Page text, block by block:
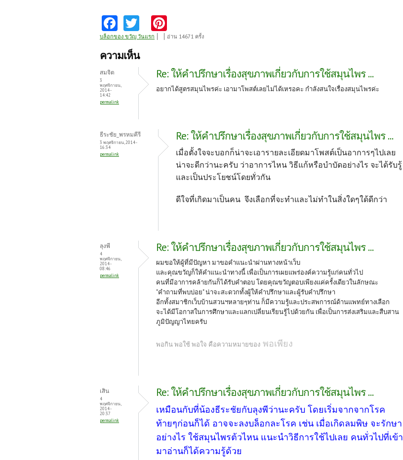
Fa
ce
b
o
k
w
itt
nt
es
t
บล็อกของ ขวัญ วันแรก อ่าน 14671 ครั้ง
ความเห็น
สมจิต
3
พฤศจิกายน,
2014 -
14:42
permalink
Re: ให้คำปรึกษาเรื่องสุขภาพเกี่ยวกับการใช้สมุนไพร ...
อยากได้สูตรสมุนไพรค่ะ เอามาโพสต์เลยไม่ได้เหรอคะ กำลังสนใจเรื่องสมุนไพรค่ะ
ธีระชัย_พรหมคีรี
3 พฤศจิกายน, 2014 -
16:34
permalink
Re: ให้คำปรึกษาเรื่องสุขภาพเกี่ยวกับการใช้สมุนไพร ...
เมื่อตั้งใจจะบอกก็น่าจะเอารายละเอียดมาโพสต์เป็นอาการๆไปเลย
น่าจะดีกว่านะครับ ว่าอาการไหน วิธีแก้หรือบำบัดอย่างไร จะได้รับรู้
และเป็นประโยชน์โดยทั่วกัน
ดีใจที่เกิดมาเป็นคน จึงเลือกที่จะทำและไม่ทำในสิ่งใดๆใด้ดีกว่า
ลุงพี
4
พฤศจิกายน,
2014 -
08:46
permalink
Re: ให้คำปรึกษาเรื่องสุขภาพเกี่ยวกับการใช้สมุนไพร ...
ผมขอให้ผู้ที่มีปัญหา มาขอคำแนะนำผ่านทางหน้าเว็บ
และคุณขวัญก็ให้คำแนะนำทางนี้ เพื่อเป็นการเผยแพร่องค์ความรู้แก่คนทั่วไป
คนที่มีอาการคล้ายกันก็ได้รับคำตอบ โดยคุณขวัญตอบเพียงแค่ครั้งเดียวในลักษณะ
"คำถามที่พบบ่อย" น่าจะสะดวกทั้งผู้ให้คำปรึกษาและผู้รับคำปรึกษา
อีกทั้งสมาชิกเว็บบ้านสวนฯหลายๆท่าน ก็มีความรู้และประสพการณ์ด้านแพทย์ทางเลือก
จะได้มีโอกาสในการศึกษาและแลกเปลี่ยนเรียนรู้ไปด้วยกัน เพื่อเป็นการส่งเสริมและสืบสาน
ภูมิปัญญาไทยครับ
พอกิน พอใช้ พอใจ คือความหมายของ พอเพียง
เสิน
4
พฤศจิกายน,
2014 -
20:37
permalink
Re: ให้คำปรึกษาเรื่องสุขภาพเกี่ยวกับการใช้สมุนไพร ...
เหมือนกับที่น้องธีระชัยกับลุงพีว่านะครับ โดยเริ่มจากจากโรค
ท้ายๆก่อนก็ได้ อาจจะลงบล็อกละโรค เช่น เมื่อเกิดลมพิษ จะรักษา
อย่างไร ใช้สมุนไพรต้วไหน แนะนำวิธีการใช้ไปเลย คนทั่วไปที่เข้า
มาอ่านก็ได้ความรู้ด้วย